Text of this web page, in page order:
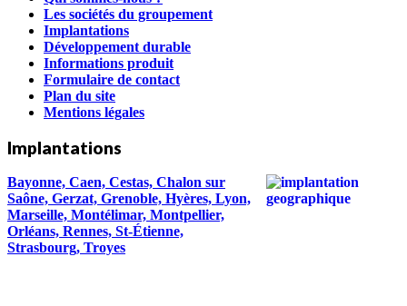
Les sociétés du groupement
Implantations
Développement durable
Informations produit
Formulaire de contact
Plan du site
Mentions légales
Implantations
Bayonne, Caen, Cestas, Chalon sur
Saône, Gerzat, Grenoble, Hyères, Lyon,
Marseille, Montélimar, Montpellier,
Orléans, Rennes, St-Étienne,
Strasbourg, Troyes